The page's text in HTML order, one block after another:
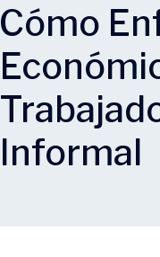
Cómo
Informal